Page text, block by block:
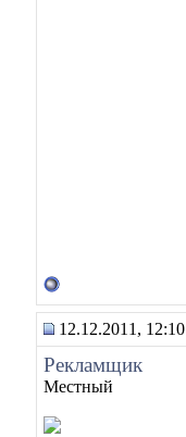
12.12.2011, 12:10
Рекламщик
Местный